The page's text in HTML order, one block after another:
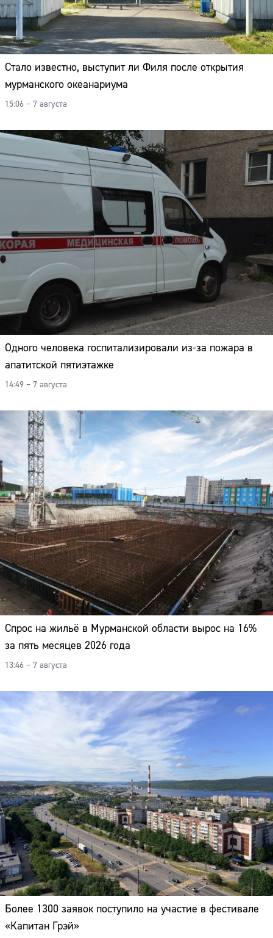
Стало известно, выступит ли Филя после открытия
мурманского океанариума
15:06 – 7 августа
Одного человека госпитализировали из-за пожара в
апатитской пятиэтажке
14:49 – 7 августа
Спрос на жильё в Мурманской области вырос на 16%
за пять месяцев 2026 года
13:46 – 7 августа
Более 1300 заявок поступило на участие в фестивале
«Капитан Грэй»
Адрес:
Телефон: